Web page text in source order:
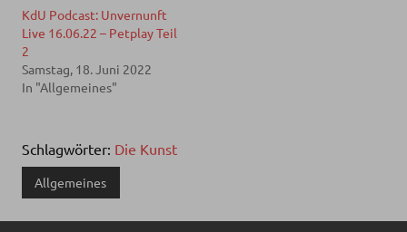
KdU Podcast: Unvernunft
Live 16.06.22 – Petplay Teil
2
Samstag, 18. Juni 2022
In "Allgemeines"
Schlagwörter: Die Kunst
Allgemeines